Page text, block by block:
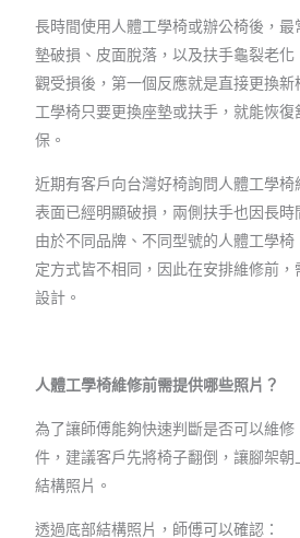
長時間使用人體工學椅或辦公椅後，
墊破損、皮面脫落，以及扶手龜裂老
觀受損後，第一個反應就是直接更換
工學椅只要更換座墊或扶手，就能恢
保。
近期有客戶向台灣好椅詢問人體工學
表面已經明顯破損，兩側扶手也因長時
由於不同品牌、不同型號的人體工學
定方式皆不相同，因此在安排維修前
設計。
人體工學椅維修前需提供哪些照片？
為了讓師傅能夠快速判斷是否可以維
件，建議客戶先將椅子翻倒，讓腳架
結構照片。
透過底部結構照片，師傅可以確認：